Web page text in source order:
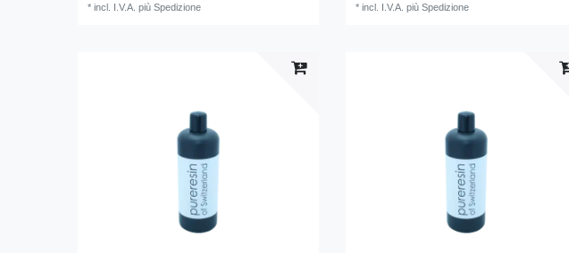
*incl. I.V.A. piùSpedizione
*incl. I.V.A. piùSpedizione